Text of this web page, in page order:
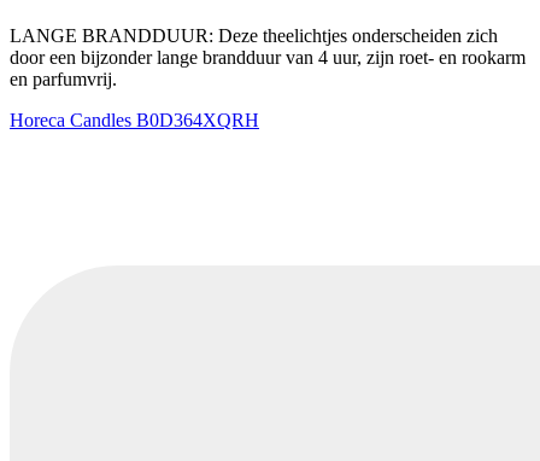
LANGE BRANDDUUR: Deze theelichtjes onderscheiden zich
door een bijzonder lange brandduur van 4 uur, zijn roet- en rookarm
en parfumvrij.
Horeca Candles B0D364XQRH